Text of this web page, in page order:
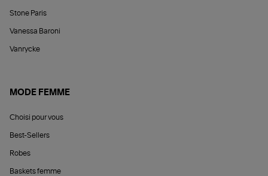
Stone Paris
Vanessa Baroni
Vanrycke
MODE FEMME
Choisi pour vous
Best-Sellers
Robes
Baskets femme